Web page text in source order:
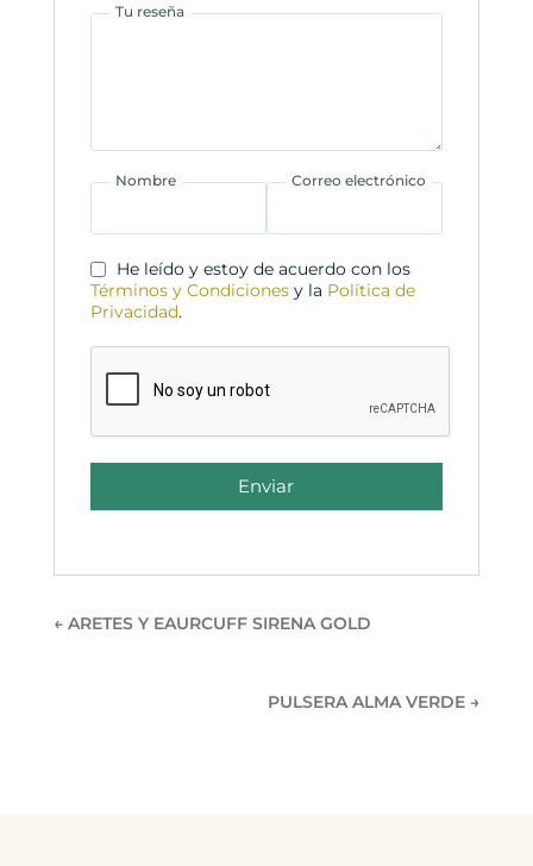
Tu reseña
Nombre Correo electrónico
He leído y estoy de acuerdo con los
Términos y Condicionesy la Política de
Privacidad.
Enviar
← ARETES Y EAURCUFF SIRENA GOLD
PULSERA ALMA VERDE →